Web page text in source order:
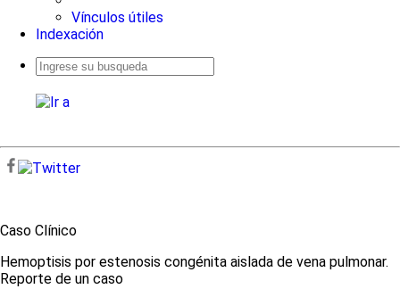
Vínculos útiles
Indexación
Caso Clínico
Hemoptisis por estenosis congénita aislada de vena pulmonar.
Reporte de un caso